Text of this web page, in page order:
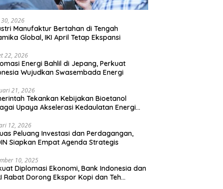
2026
Manufaktur Bertahan di Tengah
Global, IKI April Tetap Ekspansi
22, 2026
Energi Bahlil di Jepang, Perkuat
Wujudkan Swasembada Energi
21, 2026
Tekankan Kebijakan Bioetanol
Upaya Akselerasi Kedaulatan Energi
12, 2026
Peluang Investasi dan Perdagangan,
Siapkan Empat Agenda Strategis
10, 2025
Diplomasi Ekonomi, Bank Indonesia dan
Rabat Dorong Ekspor Kopi dan Teh